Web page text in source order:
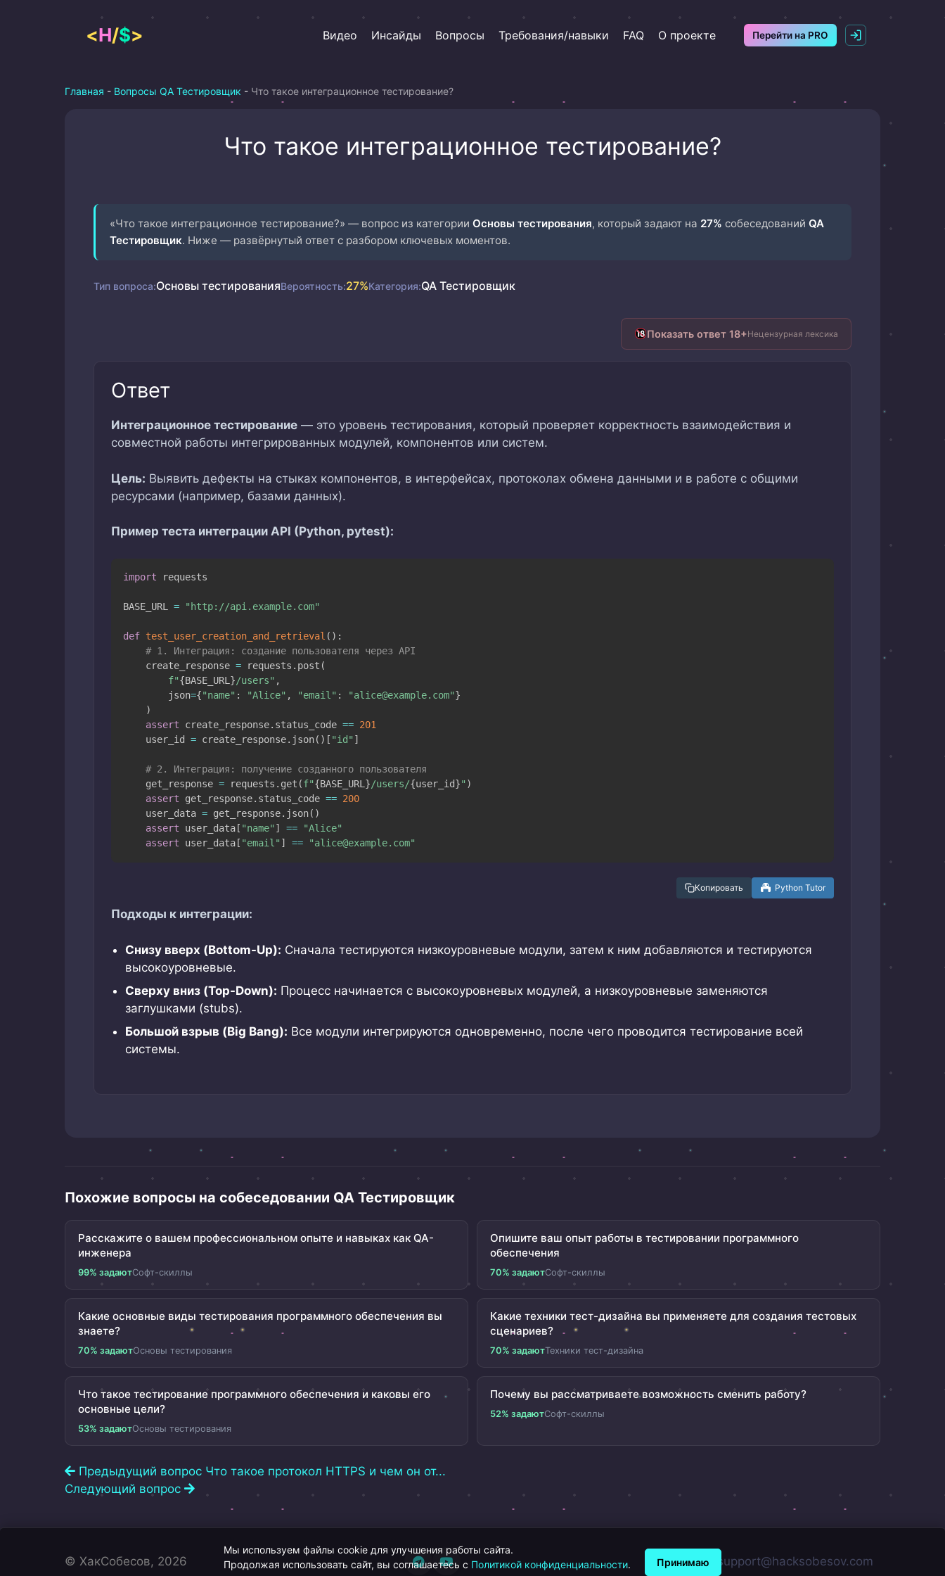
содержимому
<H/$> Видео Инсайды Вопросы Требования/навыки FAQ О проекте Перейти на PRO
Главная - Вопросы QA Тестировщик - Что такое интеграционное тестирование?
Что такое интеграционное тестирование?
«Что такое интеграционное тестирование?» — вопрос из категории Основы тестирования, который задают на 27% собеседований QA
Тестировщик. Ниже — развёрнутый ответ с разбором ключевых моментов.
Тип вопроса:Основы тестированияВероятность:27%Категория:QA Тестировщик
Ответ
Интеграционное тестирование — это уровень тестирования, который проверяет корректность взаимодействия и
совместной работы интегрированных модулей, компонентов или систем.
Цель: Выявить дефекты на стыках компонентов, в интерфейсах, протоколах обмена данными и в работе с общими
ресурсами (например, базами данных).
Пример теста интеграции API (Python, pytest):
import requests
BASE_URL = "http://api.example.com"
def test_user_creation_and_retrieval ( ) :
# 1. Интеграция: создание пользователя через API
    create_response
= requests . post (
f"{BASE_URL}/users" ,
        json
={"name" : "Alice" , "email" : "alice@example.com"}
)
assert create_response. status_code == 201
    user_id
= create_response. json( ) [ "id" ]
# 2. Интеграция: получение созданного пользователя
    get_response
= requests . get (f"{BASE_URL}/users/{user_id}" )
assert get_response. status_code == 200
    user_data
= get_response. json( )
assert user_data[ "name" ] ==
"Alice"
assert user_data[ "email" ] == "alice@example.com"
Копировать Python Tutor
Подходы к интеграции:
Снизу вверх (Bottom-Up): Сначала тестируются низкоуровневые модули, затем к ним добавляются и тестируются
высокоуровневые.
Сверху вниз (Top-Down): Процесс начинается с высокоуровневых модулей, а низкоуровневые заменяются
заглушками (stubs).
Большой взрыв (Big Bang): Все модули интегрируются одновременно, после чего проводится тестирование всей
системы.
Показать ответ 18+Нецензурная лексика
Похожие вопросы на собеседовании QA Тестировщик
Расскажите о вашем профессиональном опыте и навыках как QA-
инженера
99% задаютСофт-скиллы
Опишите ваш опыт работы в тестировании программного
обеспечения
70% задаютСофт-скиллы
Какие основные виды тестирования программного обеспечения вы
знаете?
70% задаютОсновы тестирования
Какие техники тест-дизайна вы применяете для создания тестовых
сценариев?
70% задаютТехники тест-дизайна
Что такое тестирование программного обеспечения и каковы его
основные цели?
53% задаютОсновы тестирования
Почему вы рассматриваете возможность сменить работу?
52% задаютСофт-скиллы
Предыдущий вопрос Что такое протокол HTTPS и чем он от...
Следующий вопрос
© ХакСобесов, 2026 support@hacksobesov.com
Мы используем файлы cookie для улучшения работы сайта.
Продолжая использовать сайт, вы соглашаетесь с Политикой конфиденциальности. Принимаю